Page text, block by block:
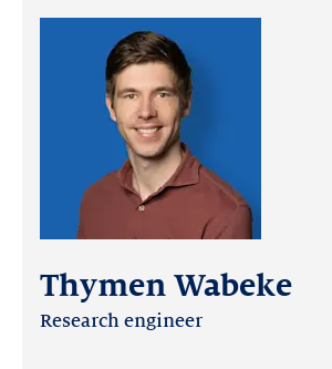
Thymen Wabeke
Research engineer